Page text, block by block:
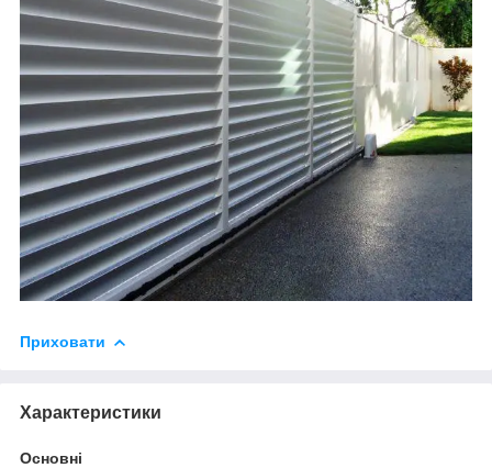
Приховати
Характеристики
Основні